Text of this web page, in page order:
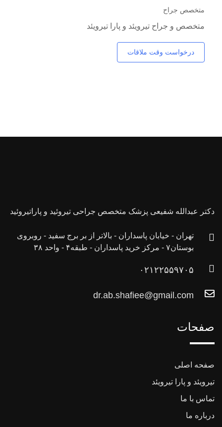
متخصص جراح
متخصص و جراح تیرویئد و پارا تیرویئد
درخواست وقت ملاقات
دکتر عبدالله شفیعی پزشک متخصص جراحی تیروئید و پاراتیروئید
تهران - خیابان پاسداران - بالاتر از بر برج سفید - روبروی
بوستان۷ - مرکز خرید پاسداران - طبقه۴ - واحد ۳۸
۰۲۱۲۲۵۵۹۷۰۵
dr.ab.shafiee@gmail.com
صفحات
صفحه اصلی
تیرویئد و پارا تیرویئد
تماس با ما
درباره ما